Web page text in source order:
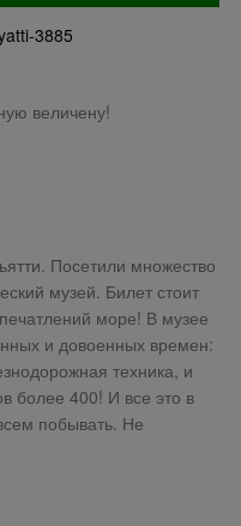
3885
величену!
Посетили множество
музей. Билет стоит
море! В музее
и довоенных времен:
техника, и
более 400! И все это в
побывать. Не